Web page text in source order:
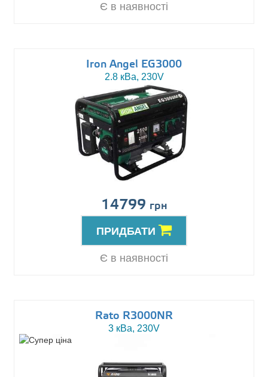
Є в наявності
Iron Angel EG3000
2.8 кВа, 230V
14799 грн
ПРИДБАТИ
Є в наявності
Rato R3000NR
3 кВа, 230V